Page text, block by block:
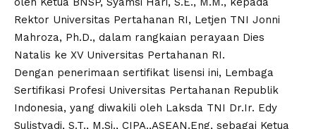
Rektor Universitas Pertahanan RI, Letjen TNI Jonni
Mahroza, Ph.D., dalam rangkaian perayaan Dies
Natalis ke XV Universitas Pertahanan RI.
Dengan penerimaan sertifikat lisensi ini, Lembaga
Sertifikasi Profesi Universitas Pertahanan Republik
Indonesia, yang diwakili oleh Laksda TNI Dr.Ir. Edy
Sulistyadi, S.T., M.Si., CIPA.,ASEAN.Eng, sebagai Ketua